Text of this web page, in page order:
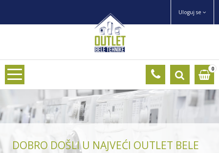
Uloguj se
0
DOBRO DOŠLI U NAJVEĆI OUTLET BELE